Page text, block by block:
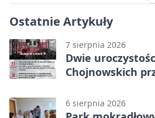
Ostatnie Artykuły
7 sierpnia 2026
Dwie
Chojnowskich
6 sierpnia 2026